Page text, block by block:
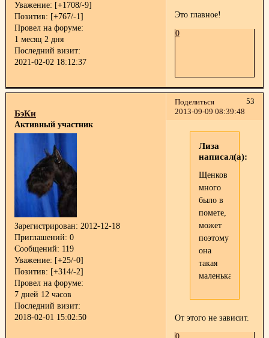
Уважение: [+1708/-9]
Позитив: [+767/-1]
Провел на форуме:
1 месяц 2 дня
Последний визит:
2021-02-02 18:12:37
Это главное!
0
Поделиться
53
2013-09-09 08:39:48
БэКи
Активный участник
Зарегистрирован: 2012-12-18
Приглашений: 0
Сообщений: 119
Уважение: [+25/-0]
Позитив: [+314/-2]
Провел на форуме:
7 дней 12 часов
Последний визит:
2018-02-01 15:02:50
Лиза
написал(а):
Щенков
много
было в
помете,
может
поэтому
она
такая
маленькая..
От этого не зависит.